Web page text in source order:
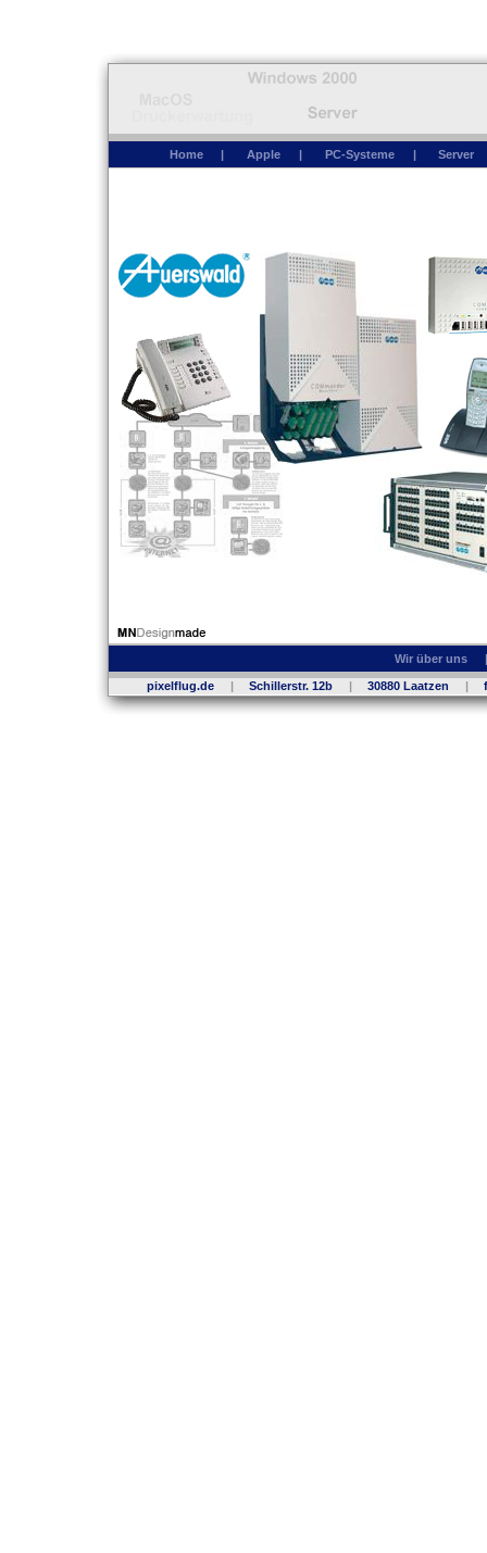
Home | Apple | PC-Systeme | Server
Wir über uns
pixelflug.de Schillerstr. 12b 30880 Laatzen